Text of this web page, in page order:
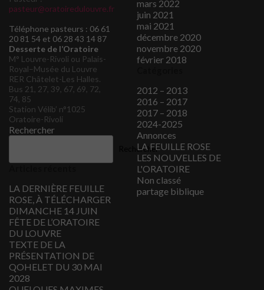
pasteur@oratoiredulouvre.fr
Téléphone pasteurs : 06 61
20 81 54 et 06 28 43 14 87
Desserte de l’Oratoire
M° Louvre-Rivoli ou Palais-
Royal–Musée du Louvre
RER Châtelet-Les Halles.
Bus 21, 27, 39, 67, 69, 72,
74, 85
Station Vélib’ n°1025
Oratoire-Rivoli
Rechercher
Rechercher
LA DERNIÈRE FEUILLE
ROSE, À TÉLÉCHARGER
DIMANCHE 14 JUIN
FÊTE DE L’ORATOIRE
DU LOUVRE
TEXTE DE LA
PRÉSENTATION DE
QOHELET DU 30 MAI
2028
mars 2022
juin 2021
mai 2021
décembre 2020
novembre 2020
février 2018
2012 – 2013
2016 – 2017
2017 – 2018
2024-2025
Annonces
LA FEUILLE ROSE
LES NOUVELLES DE
L'ORATOIRE
Non classé
partage biblique